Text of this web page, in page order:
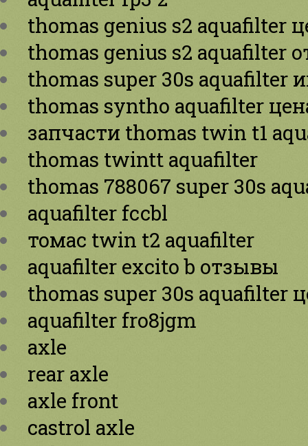
thomas genius s2 aquafilter
thomas genius s2 aquafilter
thomas super 30s aquafilter
thomas syntho aquafilter
запчасти thomas twin t1
thomas twintt aquafilter
thomas 788067 super 30s
aquafilter fccbl
томас twin t2 aquafilter
aquafilter excito b отзывы
thomas super 30s aquafilter
aquafilter fro8jgm
axle
rear axle
axle front
castrol axle